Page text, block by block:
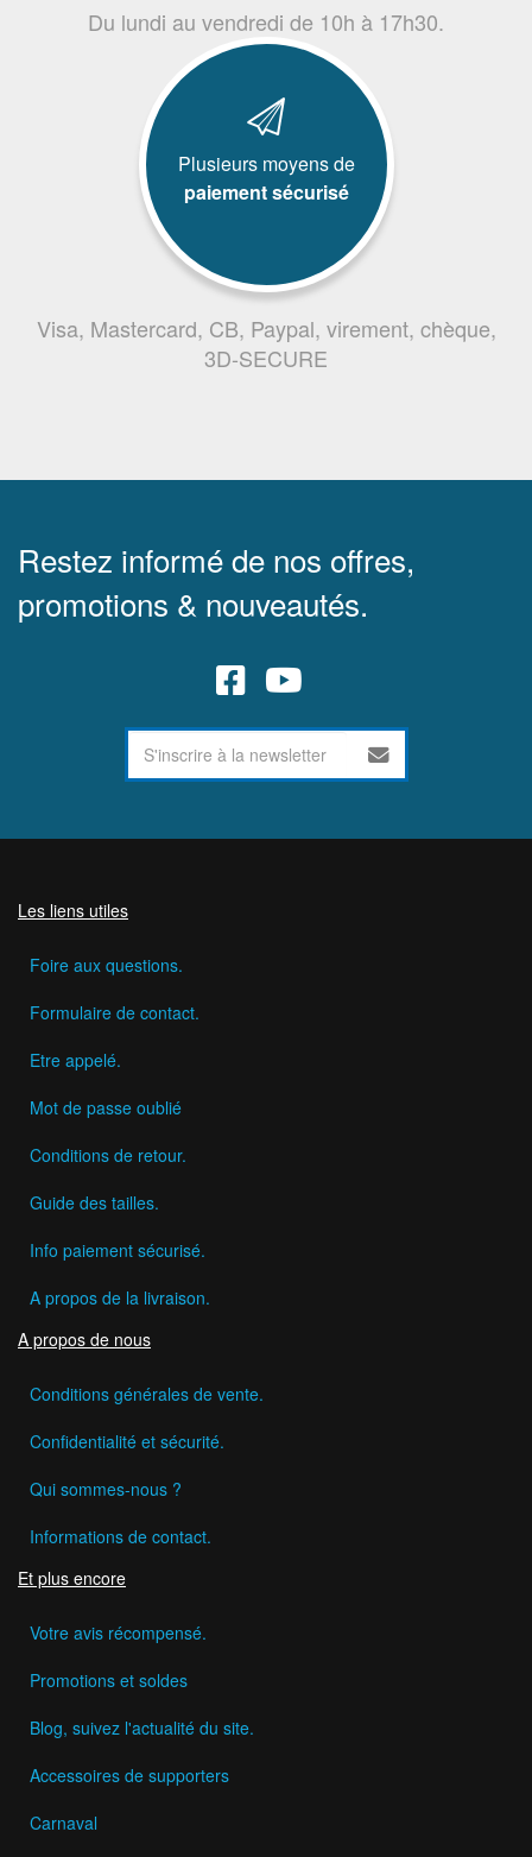
Du lundi au vendredi de 10h à 17h30.
Plusieurs moyens de
paiement sécurisé
Visa, Mastercard, CB, Paypal, virement, chèque,
3D-SECURE
Restez informé de nos offres,
promotions & nouveautés.
Les liens utiles
Foire aux questions.
Formulaire de contact.
Etre appelé.
Mot de passe oublié
Conditions de retour.
Guide des tailles.
Info paiement sécurisé.
A propos de la livraison.
A propos de nous
Conditions générales de vente.
Confidentialité et sécurité.
Qui sommes-nous ?
Informations de contact.
Et plus encore
Votre avis récompensé.
Promotions et soldes
Blog, suivez l'actualité du site.
Accessoires de supporters
Carnaval